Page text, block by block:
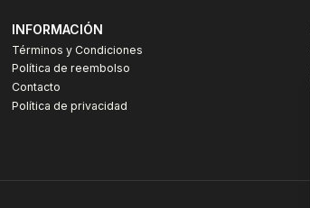
INFORMACIÓN
Términos y Condiciones
Política de reembolso
Contacto
Política de privacidad